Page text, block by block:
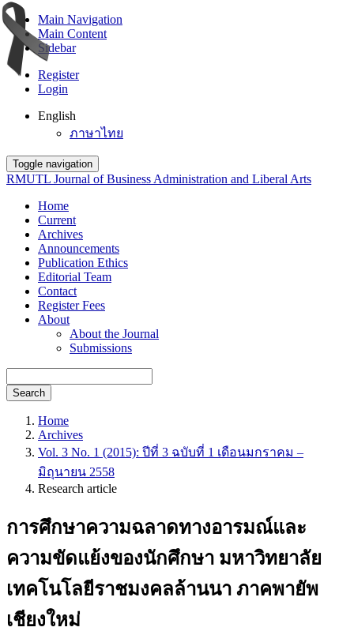
Main Navigation
Main Content
Sidebar
Register
Login
English
ภาษาไทย
Toggle navigation
RMUTL Journal of Business Administration and Liberal Arts
Home
Current
Archives
Announcements
Publication Ethics
Editorial Team
Contact
Register Fees
About
About the Journal
Submissions
Search
Home
Archives
Vol. 3 No. 1 (2015): ปีที่ 3 ฉบับที่ 1 เดือนมกราคม –
มิถุนายน 2558
Research article
การศึกษาความฉลาดทางอารมณ์และ
ความขัดแย้งของนักศึกษา มหาวิทยาลัย
เทคโนโลยีราชมงคลล้านนา ภาคพายัพ
เชียงใหม่